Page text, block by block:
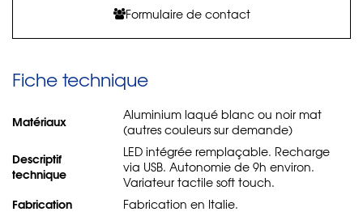
Formulaire de contact
Fiche technique
Matériaux
Aluminium laqué blanc ou noir mat
(autres couleurs sur demande)
Descriptif
technique
LED intégrée remplaçable. Recharge
via USB. Autonomie de 9h environ.
Variateur tactile soft touch.
Fabrication Fabrication en Italie.